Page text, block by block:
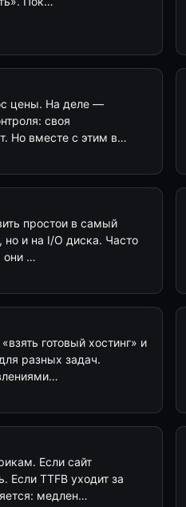
цены. На деле —
своя
Но вместе с этим в…
простои в самый
и на I/O диска. Часто
они …
готовый хостинг» и
разных задач.
Если сайт
Если TTFB уходит за
медлен…